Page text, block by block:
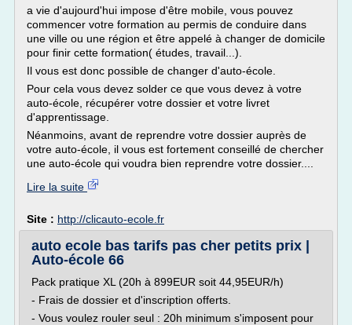
a vie d'aujourd'hui impose d'être mobile, vous pouvez
commencer votre formation au permis de conduire dans
une ville ou une région et être appelé à changer de domicile
pour finir cette formation( études, travail...).
Il vous est donc possible de changer d'auto-école.
Pour cela vous devez solder ce que vous devez à votre
auto-école, récupérer votre dossier et votre livret
d'apprentissage.
Néanmoins, avant de reprendre votre dossier auprès de
votre auto-école, il vous est fortement conseillé de chercher
une auto-école qui voudra bien reprendre votre dossier....
Lire la suite
Site : http://clicauto-ecole.fr
auto ecole bas tarifs pas cher petits prix |
Auto-école 66
Pack pratique XL (20h à 899EUR soit 44,95EUR/h)
- Frais de dossier et d'inscription offerts.
- Vous voulez rouler seul : 20h minimum s'imposent pour